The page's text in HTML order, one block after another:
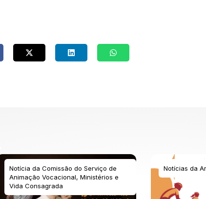
Notícia da Comissão do Serviço de
Animação Vocacional, Ministérios e
Vida Consagrada
Notícias da